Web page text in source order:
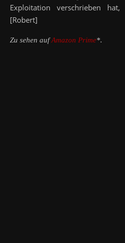
Exploitation verschrieben
[Robert]
Zu sehen aufAmazon Prime*.